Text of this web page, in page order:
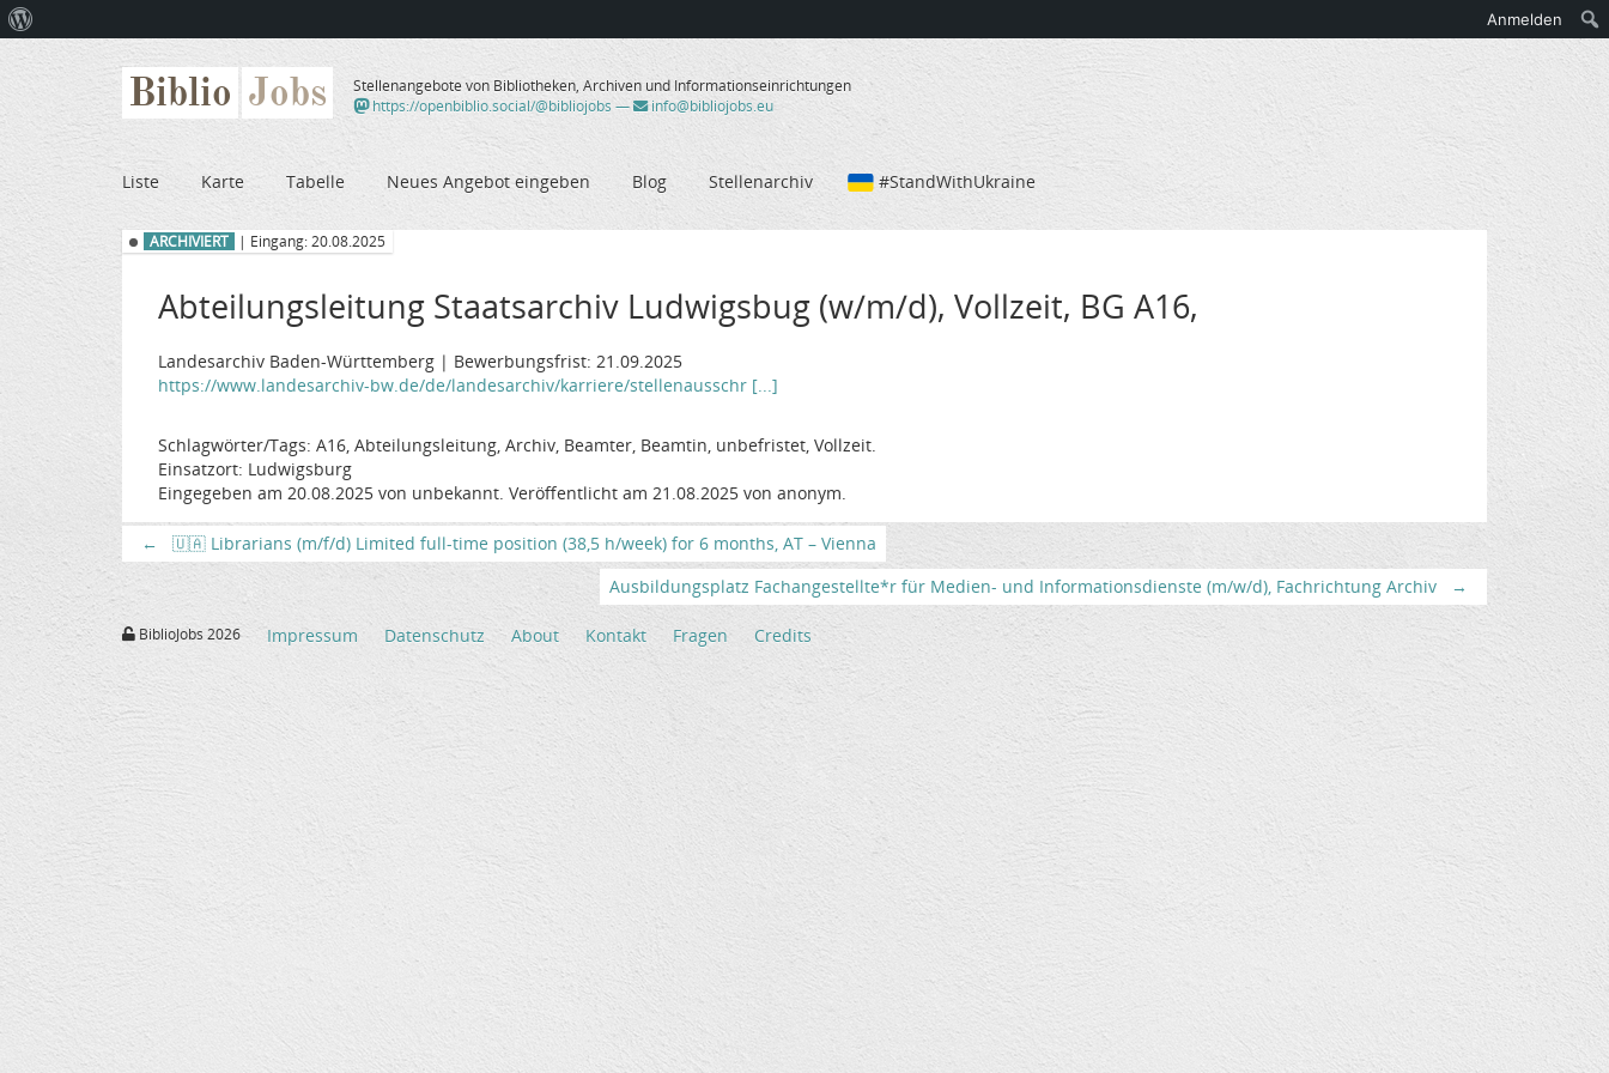
Biblio Jobs
Stellenangebote von Bibliotheken, Archiven und Informationseinrichtungen
https://openbiblio.social/@bibliojobs — info@bibliojobs.eu
Liste Karte Tabelle Neues Angebot eingeben Blog Stellenarchiv #StandWithUkraine
ARCHIVIERT | Eingang: 20.08.2025
Abteilungsleitung Staatsarchiv Ludwigsbug (w/m/d), Vollzeit, BG A16,
Landesarchiv Baden-Württemberg | Bewerbungsfrist: 21.09.2025
https://www.landesarchiv-bw.de/de/landesarchiv/karriere/stellenausschr [...]
Schlagwörter/Tags: A16, Abteilungsleitung, Archiv, Beamter, Beamtin, unbefristet, Vollzeit.
Einsatzort: Ludwigsburg
Eingegeben am 20.08.2025 von unbekannt. Veröffentlicht am 21.08.2025 von anonym.
←
🇺🇦 Librarians (m/f/d) Limited full-time position (38,5 h/week) for 6 months, AT – Vienna
Ausbildungsplatz Fachangestellte*r für Medien- und Informationsdienste (m/w/d), Fachrichtung Archiv
→
BiblioJobs 2026 Impressum Datenschutz About Kontakt Fragen Credits
WordPress
Anmelden